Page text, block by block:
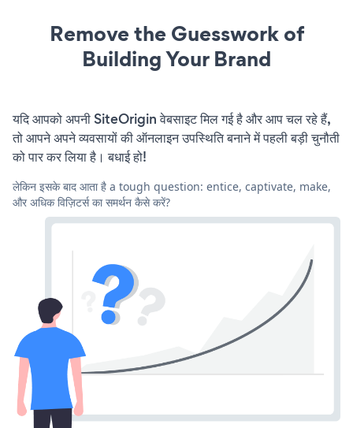
Remove the Guesswork of
Building Your Brand
यदि आपको अपनी SiteOrigin वेबसाइट मिल गई है और आप चल रहे हैं,
तो आपने अपने व्यवसायों की ऑनलाइन उपस्थिति बनाने में पहली बड़ी चुनौती
को पार कर लिया है। बधाई हो!
लेकिन इसके बाद आता है a tough question: entice, captivate, make,
और अधिक विज़िटर्स का समर्थन कैसे करें?